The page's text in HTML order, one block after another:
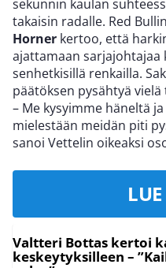
sekunnin kaulan
takaisin radalle. Red
Horner kertoo, että
ajattamaan sarjajohtajaa
senhetkisillä renkailla.
päätöksen pysähtyä
– Me kysyimme häneltä
mielestään meidän piti
sanoi Vettelin oikeaksi
Valtteri Bottas kertoi
keskeytyksilleen –